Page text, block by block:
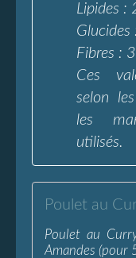
Lipides :
Fibres :
Ces
selon
les
utilisés.
Poulet au
Amandes (pour